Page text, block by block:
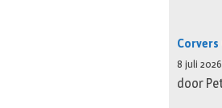
8 juli 2026
door